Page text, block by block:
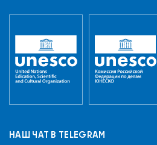
НАШ ЧАТ В TELEGRAM